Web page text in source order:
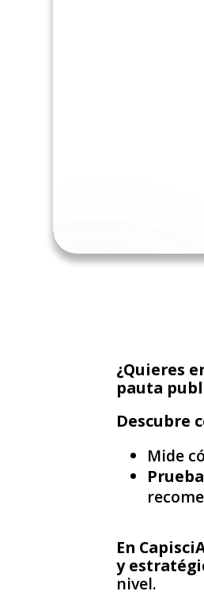
¿Quieres
pauta
Descubre
Mide
En
y
nivel.